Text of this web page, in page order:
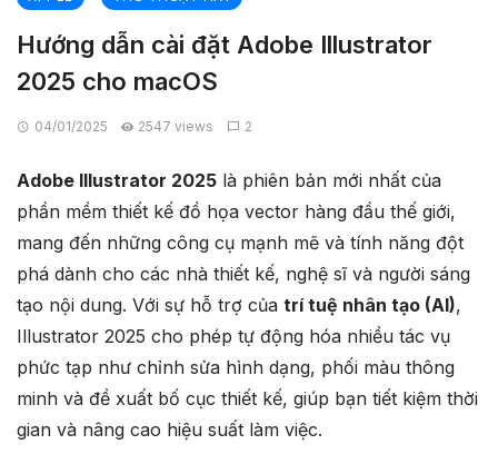
Hướng dẫn cài đặt Adobe Illustrator
2025 cho macOS
04/01/2025 2547 views 2
Adobe Illustrator 2025 là phiên bản mới nhất của
phần mềm thiết kế đồ họa vector hàng đầu thế giới,
mang đến những công cụ mạnh mẽ và tính năng đột
phá dành cho các nhà thiết kế, nghệ sĩ và người sáng
tạo nội dung. Với sự hỗ trợ của trí tuệ nhân tạo (AI),
Illustrator 2025 cho phép tự động hóa nhiều tác vụ
phức tạp như chỉnh sửa hình dạng, phối màu thông
minh và đề xuất bố cục thiết kế, giúp bạn tiết kiệm thời
gian và nâng cao hiệu suất làm việc.